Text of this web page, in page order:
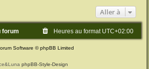
Aller à
forum Heures au format UTC+02:00
Software © phpBB Limited
phpBB-Style-Design